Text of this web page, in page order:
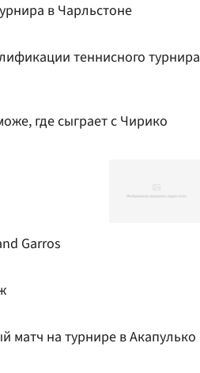
в Чарльстоне
теннисного турнира
где сыграет с Чирико
Garros
матч на турнире в Акапулько